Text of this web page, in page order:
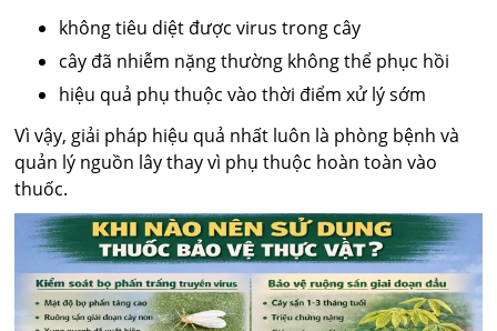
không tiêu diệt được virus trong cây
cây đã nhiễm nặng thường không thể phục hồi
hiệu quả phụ thuộc vào thời điểm xử lý sớm
Vì vậy, giải pháp hiệu quả nhất luôn là phòng bệnh và
quản lý nguồn lây thay vì phụ thuộc hoàn toàn vào
thuốc.